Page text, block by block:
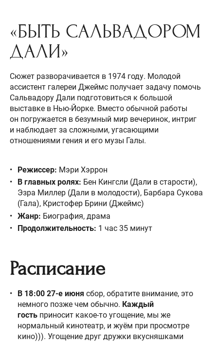
«БЫТЬ САЛЬВАДОРОМ
ДАЛИ»
Сюжет разворачивается в 1974 году. Молодой
ассистент галереи Джеймс получает задачу помочь
Сальвадору Дали подготовиться к большой
выставке в Нью-Йорке. Вместо обычной работы
он погружается в безумный мир вечеринок, интриг
и наблюдает за сложными, угасающими
отношениями гения и его музы Галы.
Режиссер: Мэри Хэррон
В главных ролях: Бен Кингсли (Дали в старости),
Эзра Миллер (Дали в молодости), Барбара Сукова
(Гала), Кристофер Брини (Джеймс)
Жанр: Биография, драма
Продолжительность: 1 час 35 минут
Расписание
В 18:00 27-е июня сбор, обратите внимание, это
немного позже чем обычно. Каждый
гость приносит какое-то угощение, мы же
нормальный кинотеатр, и жуём при просмотре
кино))). Угощение друг дружки вкусняшками